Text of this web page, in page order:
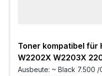
Toner kompatibel für
W2202X W2203X
Ausbeute: ~ Black 7.500